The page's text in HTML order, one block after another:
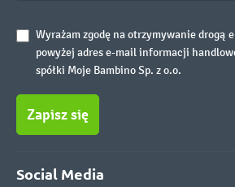
Wyrażam zgodę na otrzymywanie drogą
powyżej adres e-mail informacji
spółki Moje Bambino Sp. z o.o.
Zapisz się
Social Media